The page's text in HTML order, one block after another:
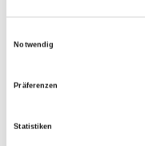
Notwendig
Präferenzen
Statistiken